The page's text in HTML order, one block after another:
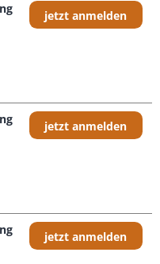
jetzt anmelden
jetzt anmelden
jetzt anmelden